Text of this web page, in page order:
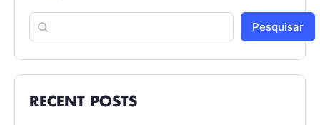
Pesquisar
RECENT POSTS